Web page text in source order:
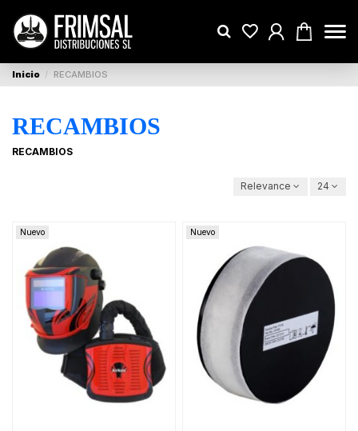
Inicio RECAMBIOS
RECAMBIOS
RECAMBIOS
Relevance 24
Nuevo Nuevo